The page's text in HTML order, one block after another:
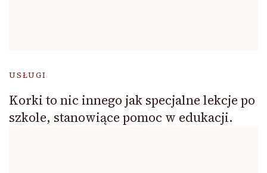
USŁUGI
Korki to nic innego jak specjalne lekcje po
szkole, stanowiące pomoc w edukacji.